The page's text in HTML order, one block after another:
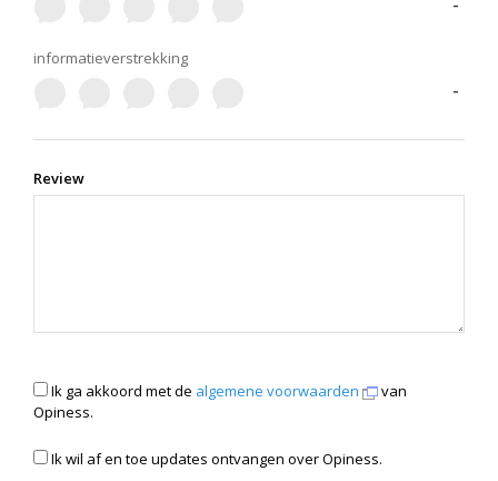
informatieverstrekking
-
Review
Ik ga akkoord met de algemene voorwaarden
van
Opiness.
Ik wil af en toe updates ontvangen over Opiness.